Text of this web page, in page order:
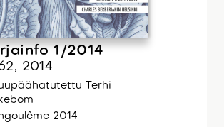
1/2014
2014
Terhi
2014